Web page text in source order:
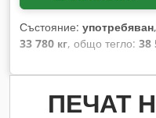
Състояние: употребяван
33 780 кг, общо тегло: 38
02/2027, обща ширина:2
, Оборудване: ABS ,
спам имейли, заявки по
ПЕЧАТ